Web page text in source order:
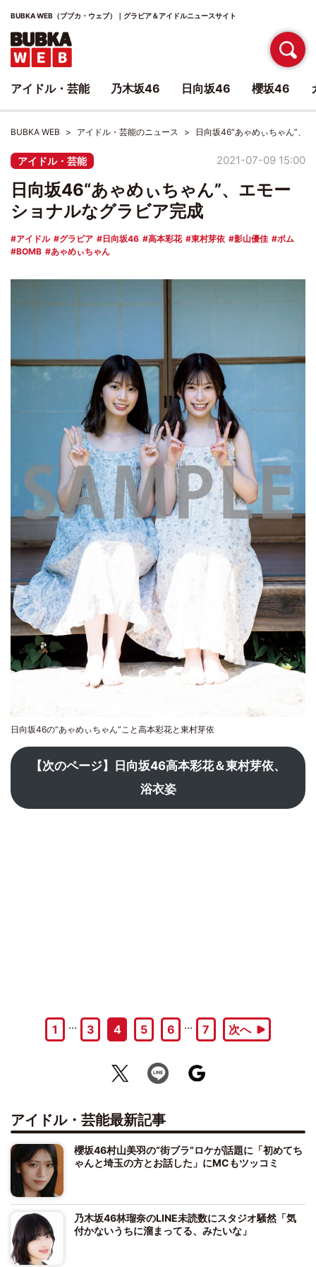
BUBKA WEB（ブブカ・ウェブ）｜グラビア＆アイドルニュースサイト
BUBKA WEB アイドル・芸能のニュース 日向坂46“あゃめぃちゃん”、
アイドル・芸能 2021-07-09 15:00
日向坂46“あゃめぃちゃん”、エモー
ショナルなグラビア完成
アイドル グラビア 日向坂46 高本彩花 東村芽依 影山優佳
ボム
BOMB
あゃめぃちゃん
日向坂46の“あゃめぃちゃん”こと高本彩花と東村芽依
【次のページ】日向坂46高本彩花＆東村芽依、
浴衣姿
1 … 3 4 5 6 … 7 次へ
アイドル・芸能最新記事
櫻坂46村山美羽の“街ブラ”ロケが話題に「初めてち
ゃんと埼玉の方とお話した」にMCもツッコミ
乃木坂46林瑠奈のLINE未読数にスタジオ騒然「気
付かないうちに溜まってる、みたいな」
アイドル・芸能 乃木坂46 日向坂46 櫻坂46